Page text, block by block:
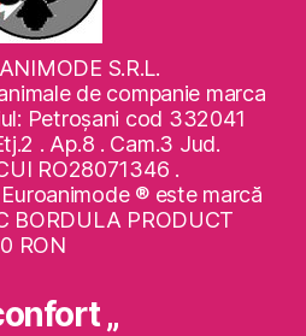
S.R.L.
de companie marca
Petroşani cod 332041
. Ap.8 . Cam.3 Jud.
RO28071346 .
® este marcă
BORDULA PRODUCT
RON
„